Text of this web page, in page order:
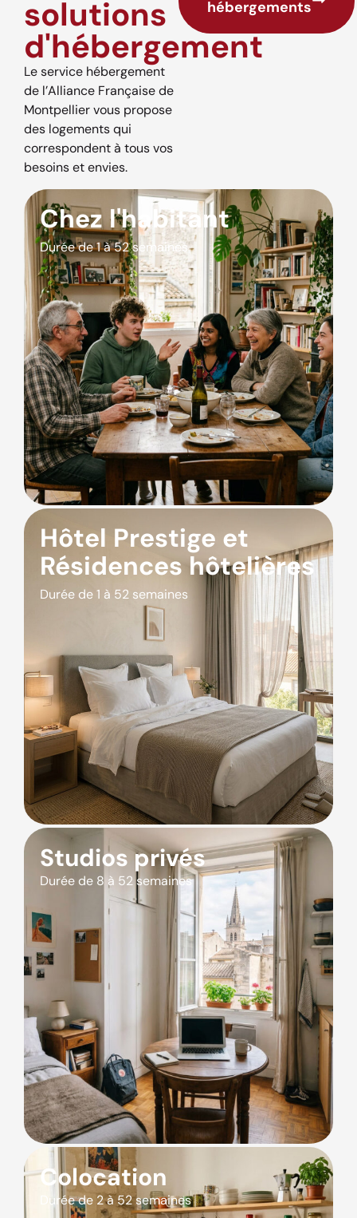
solutions
d'hébergement
Le service hébergement
de l’Alliance Française de
Montpellier vous propose
des logements qui
correspondent à tous vos
besoins et envies.
hébergements
Chez l'habitant
Durée de 1 à 52 semaines
Hôtel Prestige et
Résidences hôtelières
Durée de 1 à 52 semaines
Studios privés
Durée de 8 à 52 semaines
Colocation
Durée de 2 à 52 semaines